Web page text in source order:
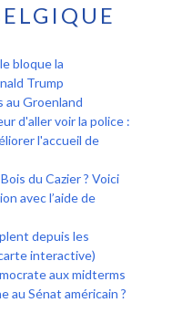
bloque la
Trump
au Groenland
d'aller voir la police :
l'accueil de
du Cazier ? Voici
avec l’aide de
depuis les
interactive)
aux midterms
au Sénat américain ?